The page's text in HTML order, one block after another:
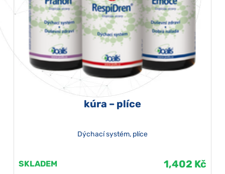
kúra – plíce
Dýchací systém, plíce
SKLADEM 1,402 Kč